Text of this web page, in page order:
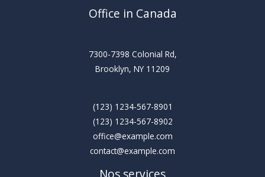
Office in Canada
7300-7398 Colonial Rd,
Brooklyn, NY 11209
(123) 1234-567-8901
(123) 1234-567-8902
office@example.com
contact@example.com
Nos services